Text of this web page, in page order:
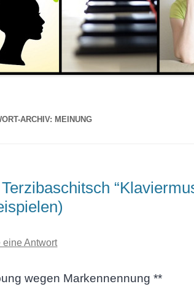
ARCHIV: MEINUNG
eine Antwort
wegen Markennennung **